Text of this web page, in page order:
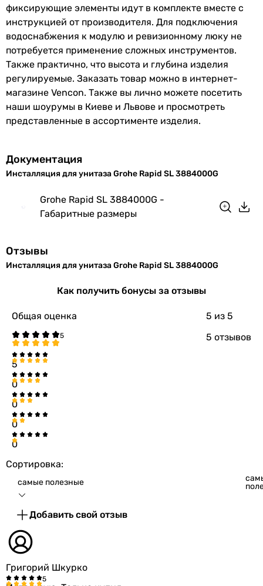
фиксирующие элементы идут в комплекте вместе с
инструкцией от производителя. Для подключения
водоснабжения к модулю и ревизионному люку не
потребуется применение сложных инструментов.
Также практично, что высота и глубина изделия
регулируемые. Заказать товар можно в интернет-
магазине Vencon. Также вы лично можете посетить
наши шоурумы в Киеве и Львове и просмотреть
представленные в ассортименте изделия.
Документация
Инсталляция для унитаза Grohe Rapid SL 3884000G
Grohe Rapid SL 3884000G -
Габаритные размеры
Отзывы
Инсталляция для унитаза Grohe Rapid SL 3884000G
Как получить бонусы за отзывы
Общая оценка 5 из 5
5 отзывов
5
0
0
0
0
Сортировка:
самые полезные
Добавить свой отзыв
Григорий Шкурко